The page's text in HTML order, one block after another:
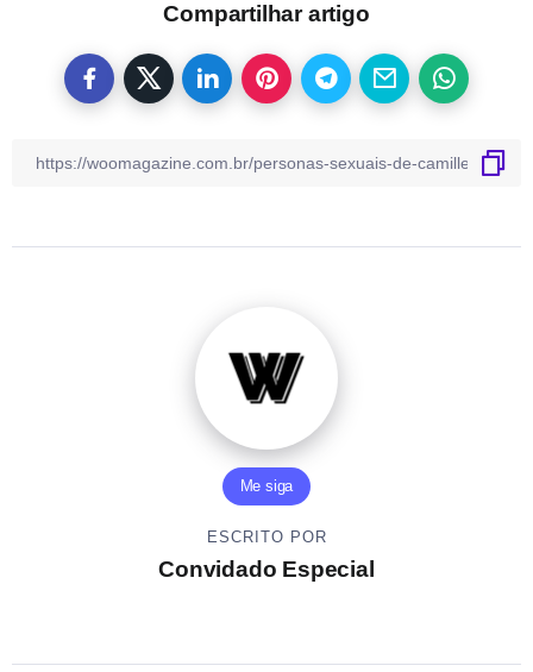
Compartilhar artigo
Me siga
ESCRITO POR
Convidado Especial